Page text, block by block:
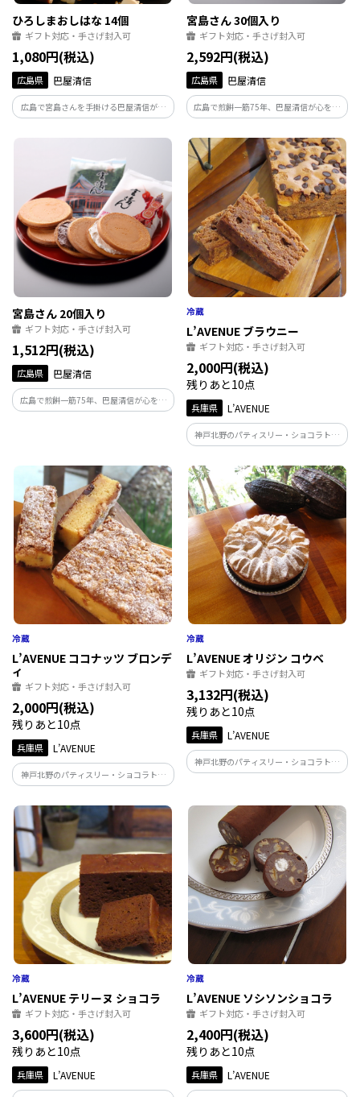
ひろしまおしはな 14個
ギフト対応・手さげ封入可
1,080円(税込)
広島県 巴屋清信
広島で宮島さんを手掛ける巴屋清信が手
焼きでお届けする「ひろしまおしはな」
です。
宮島さん 30個入り
ギフト対応・手さげ封入可
2,592円(税込)
広島県 巴屋清信
広島で煎餅一筋75年、巴屋清信が心を込
めてお作りする宮島さんです。
宮島さん 20個入り
ギフト対応・手さげ封入可
1,512円(税込)
広島県 巴屋清信
広島で煎餅一筋75年、巴屋清信が心を込
めてお作りする宮島さんです。
L’AVENUE ブラウニー
ギフト対応・手さげ封入可
2,000円(税込)
残りあと10点
兵庫県 L’AVENUE
神戸北野のパティスリー・ショコラトリ
ー「L'AVENUE」の『BROWNIES』 完熟バ
ナナの薫る軽い食感のチョコレートブラ
ウニー 香ばしくローストした胡桃のアク
セント
L’AVENUE ココナッツ ブロンデ
ィ
ギフト対応・手さげ封入可
2,000円(税込)
残りあと10点
兵庫県 L’AVENUE
神戸北野のパティスリー・ショコラトリ
ー「L'AVENUE」の『COCONUTS
BLONDIES』 ココナッツとホワイトチョ
コレートのブラウニー マカダミアナッツ
とクランベリーのアクセント
L’AVENUE オリジン コウベ
ギフト対応・手さげ封入可
3,132円(税込)
残りあと10点
兵庫県 L’AVENUE
神戸北野のパティスリー・ショコラトリ
ー「L'AVENUE」の『ORIGINE KOBE』 コ
ダックワーズでサンド ソーテルヌワイン
に漬込んだレーズンのアクセント
L’AVENUE テリーヌ ショコラ
ギフト対応・手さげ封入可
3,600円(税込)
残りあと10点
兵庫県 L’AVENUE
L’AVENUE ソシソンショコラ
ギフト対応・手さげ封入可
2,400円(税込)
残りあと10点
兵庫県 L’AVENUE